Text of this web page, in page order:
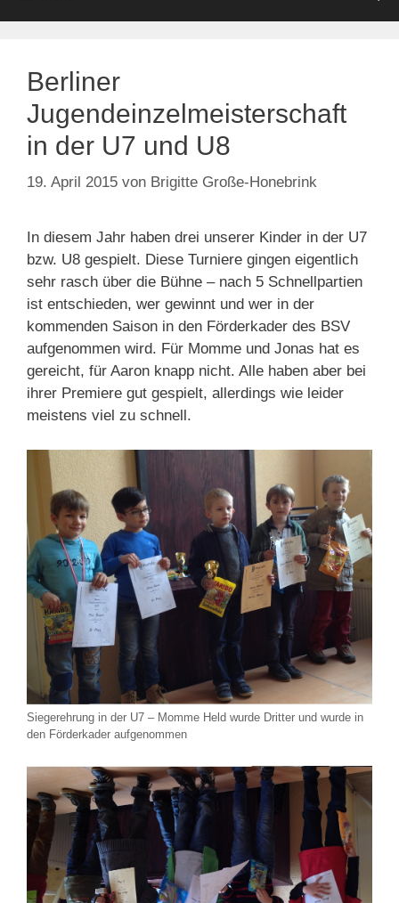
Berliner
Jugendeinzelmeisterschaft
in der U7 und U8
19. April 2015 von Brigitte Große-Honebrink
In diesem Jahr haben drei unserer Kinder in der U7
bzw. U8 gespielt. Diese Turniere gingen eigentlich
sehr rasch über die Bühne – nach 5 Schnellpartien
ist entschieden, wer gewinnt und wer in der
kommenden Saison in den Förderkader des BSV
aufgenommen wird. Für Momme und Jonas hat es
gereicht, für Aaron knapp nicht. Alle haben aber bei
ihrer Premiere gut gespielt, allerdings wie leider
meistens viel zu schnell.
Siegerehrung in der U7 – Momme Held wurde Dritter und wurde in
den Förderkader aufgenommen